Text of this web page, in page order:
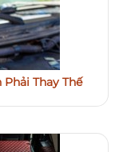
Thay Thế